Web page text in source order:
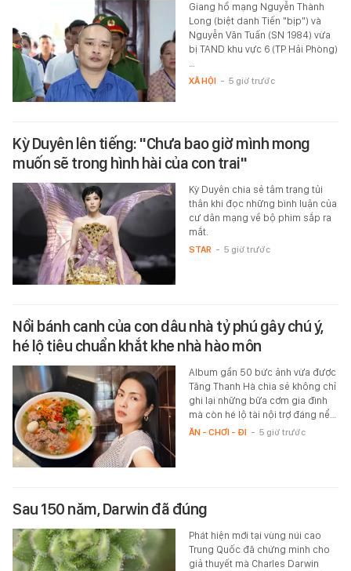
Giang hồ mạng Nguyễn Thành
Long (biệt danh Tiến "bịp") và
Nguyễn Văn Tuấn (SN 1984) vừa
bị TAND khu vực 6 (TP Hải Phòng)
…
XÃ HỘI - 5 giờ trước
Kỳ Duyên lên tiếng: "Chưa bao giờ mình mong
muốn sẽ trong hình hài của con trai"
Kỳ Duyên chia sẻ tâm trạng tủi
thân khi đọc những bình luận của
cư dân mạng về bộ phim sắp ra
mắt.
STAR - 5 giờ trước
Nồi bánh canh của con dâu nhà tỷ phú gây chú ý,
hé lộ tiêu chuẩn khắt khe nhà hào môn
Album gần 50 bức ảnh vừa được
Tăng Thanh Hà chia sẻ không chỉ
ghi lại những bữa cơm gia đình
mà còn hé lộ tài nội trợ đáng nể…
ĂN - CHƠI - ĐI - 5 giờ trước
Sau 150 năm, Darwin đã đúng
Phát hiện mới tại vùng núi cao
Trung Quốc đã chứng minh cho
giả thuyết mà Charles Darwin